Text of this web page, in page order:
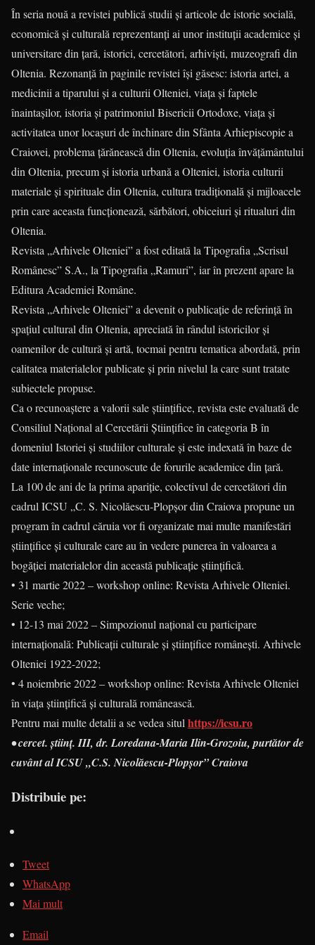
În seria nouă a revistei publică studii și articole de istorie socială,
economică și culturală reprezentanți ai unor instituții academice și
universitare din țară, istorici, cercetători, arhiviști, muzeografi din
Oltenia. Rezonanță în paginile revistei își găsesc: istoria artei, a
medicinii a tiparului și a culturii Olteniei, viața și faptele
înaintașilor, istoria și patrimoniul Bisericii Ortodoxe, viața și
activitatea unor locașuri de închinare din Sfânta Arhiepiscopie a
Craiovei, problema țărănească din Oltenia, evoluția învățământului
din Oltenia, precum și istoria urbană a Olteniei, istoria culturii
materiale și spirituale din Oltenia, cultura tradițională și mijloacele
prin care aceasta funcționează, sărbători, obiceiuri și ritualuri din
Oltenia.
Revista „Arhivele Olteniei” a fost editată la Tipografia „Scrisul
Românesc” S.A., la Tipografia „Ramuri”, iar în prezent apare la
Editura Academiei Române.
Revista „Arhivele Olteniei” a devenit o publicație de referință în
spațiul cultural din Oltenia, apreciată în rândul istoricilor și
oamenilor de cultură și artă, tocmai pentru tematica abordată, prin
calitatea materialelor publicate și prin nivelul la care sunt tratate
subiectele propuse.
Ca o recunoaștere a valorii sale științifice, revista este evaluată de
Consiliul Național al Cercetării Științifice în categoria B în
domeniul Istoriei și studiilor culturale și este indexată în baze de
date internaționale recunoscute de forurile academice din țară.
La 100 de ani de la prima apariție, colectivul de cercetători din
cadrul ICSU „C. S. Nicolăescu-Plopșor din Craiova propune un
program în cadrul căruia vor fi organizate mai multe manifestări
științifice și culturale care au în vedere punerea în valoarea a
bogăției materialelor din această publicație științifică.
• 31 martie 2022 – workshop online: Revista Arhivele Olteniei.
Serie veche;
• 12-13 mai 2022 – Simpozionul național cu participare
internațională: Publicații culturale și științifice românești. Arhivele
Olteniei 1922-2022;
• 4 noiembrie 2022 – workshop online: Revista Arhivele Olteniei
în viața științifică și culturală românească.
Pentru mai multe detalii a se vedea situlhttps://icsu.ro
• cercet. științ. III, dr. Loredana-Maria Ilin-Grozoiu, purtător de
cuvânt al ICSU „C.S. Nicolăescu-Plopșor” Craiova
Distribuie pe:
Tweet
WhatsApp
Mai mult
Email